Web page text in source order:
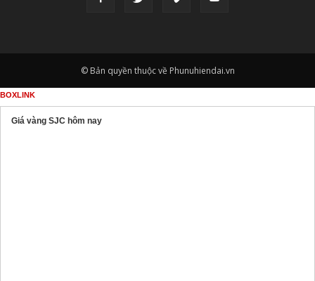
© Bản quyền thuộc về Phunuhiendai.vn
BOXLINK
Giá vàng SJC hôm nay